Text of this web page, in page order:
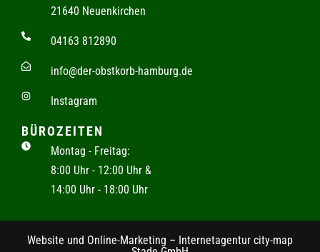
21640 Neuenkirchen
04163 812890
info@der-obstkorb-hamburg.de
Instagram
BÜROZEITEN
Montag - Freitag:
8:00 Uhr - 12:00 Uhr &
14:00 Uhr - 18:00 Uhr
Website und Online-Marketing – Internetagentur city-map